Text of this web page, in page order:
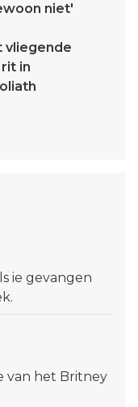
niet'
vliegende
in
ie gevangen
van het Britney